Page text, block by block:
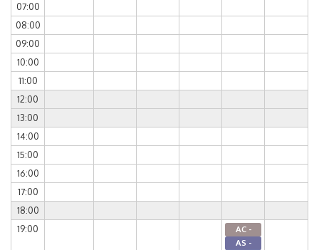
07:00
08:00
09:00
10:00
11:00
12:00
13:00
14:00
15:00
16:00
17:00
18:00
19:00
AC -
AS -